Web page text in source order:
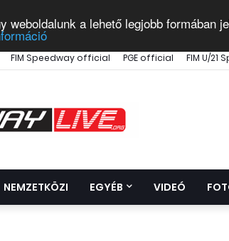
weboldalunk a lehető legjobb formában
FIM Speedway official PGE official FIM U/21
NEMZETKÖZI EGYÉB VIDEÓ